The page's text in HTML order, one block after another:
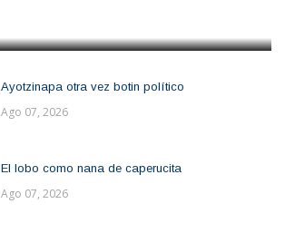
Ayotzinapa otra vez botin político
Ago 07, 2026
El lobo como nana de caperucita
Ago 07, 2026